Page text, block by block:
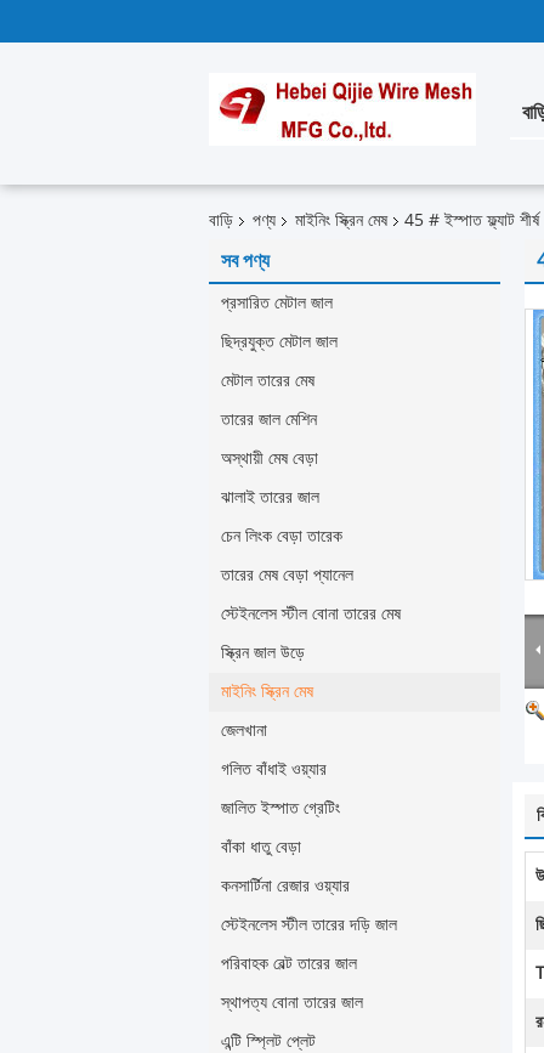
বাড়ি পণ্য মাইনিং স্ক্রিন মেষ 45 # ইস্পাত ফ্ল্যাট
সব পণ্য
প্রসারিত মেটাল জাল
ছিদ্রযুক্ত মেটাল জাল
মেটাল তারের মেষ
তারের জাল মেশিন
অস্থায়ী মেষ বেড়া
ঝালাই তারের জাল
চেন লিংক বেড়া তারেক
তারের মেষ বেড়া প্যানেল
স্টেইনলেস স্টীল বোনা তারের মেষ
স্ক্রিন জাল উড়ে
মাইনিং স্ক্রিন মেষ
জেলখানা
গলিত বাঁধাই ওয়্যার
জালিত ইস্পাত গ্রেটিং
বাঁকা ধাতু বেড়া
কনসার্টিনা রেজার ওয়্যার
স্টেইনলেস স্টীল তারের দড়ি জাল
পরিবাহক বেল্ট তারের জাল
স্থাপত্য বোনা তারের জাল
এন্টি স্প্লিট প্লেট